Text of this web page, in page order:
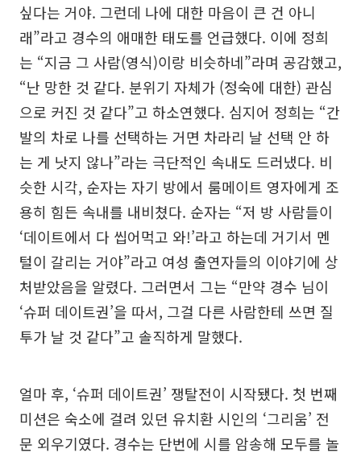
싶다는 거야. 그런데 나에 대한 마음이 큰 건 아니
래”라고 경수의 애매한 태도를 언급했다. 이에 정희
는 “지금 그 사람(영식)이랑 비슷하네”라며 공감했고,
“난 망한 것 같다. 분위기 자체가 (정숙에 대한) 관심
으로 커진 것 같다”고 하소연했다. 심지어 정희는 “간
발의 차로 나를 선택하는 거면 차라리 날 선택 안 하
는 게 낫지 않나”라는 극단적인 속내도 드러냈다. 비
슷한 시각, 순자는 자기 방에서 룸메이트 영자에게 조
용히 힘든 속내를 내비쳤다. 순자는 “저 방 사람들이
‘데이트에서 다 씹어먹고 와!’라고 하는데 거기서 멘
털이 갈리는 거야”라고 여성 출연자들의 이야기에 상
처받았음을 알렸다. 그러면서 그는 “만약 경수 님이
‘슈퍼 데이트권’을 따서, 그걸 다른 사람한테 쓰면 질
투가 날 것 같다”고 솔직하게 말했다.
얼마 후, ‘슈퍼 데이트권’ 쟁탈전이 시작됐다. 첫 번째
미션은 숙소에 걸려 있던 유치환 시인의 ‘그리움’ 전
문 외우기였다. 경수는 단번에 시를 암송해 모두를 놀